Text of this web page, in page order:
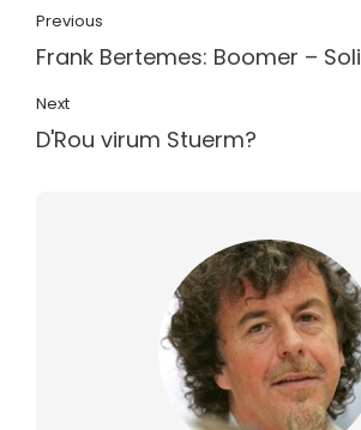
Previous
Frank Bertemes: Boomer – Soli
Next
D'Rou virum Stuerm?